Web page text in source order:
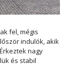
fel, mégis
indulók, akik
nagy
és stabil